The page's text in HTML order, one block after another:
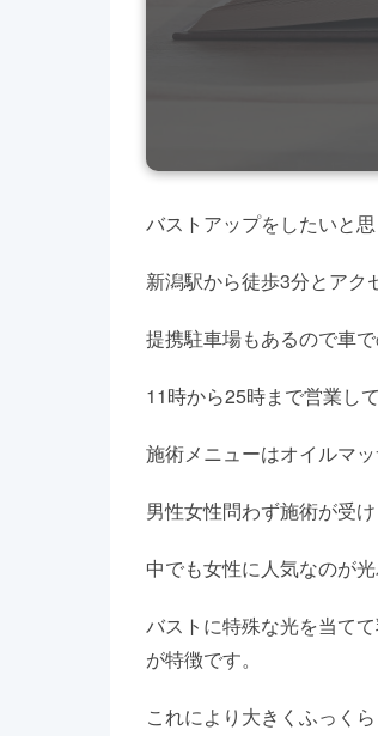
バストアップをしたいと
新潟駅から徒歩3分とアク
提携駐車場もあるので車で
11時から25時まで営業し
施術メニューはオイルマ
男性女性問わず施術が受け
中でも女性に人気なのが光
バストに特殊な光を当て
が特徴です。
これにより大きくふっく